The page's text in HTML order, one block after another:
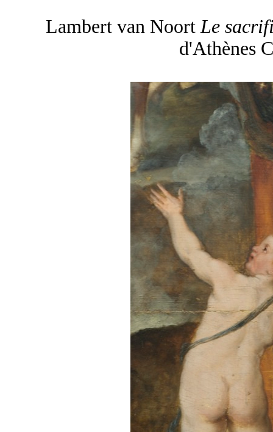
Lambert van Noort Le
d'Athènes